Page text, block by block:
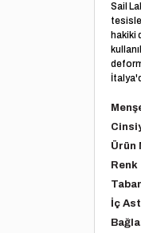
Sail
hakiki
Ürün
Renk
İç